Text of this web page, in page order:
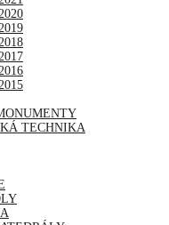
TECHNIKA